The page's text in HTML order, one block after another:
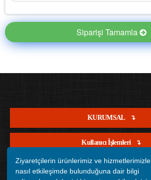
Ziyaretçilerin ürünlerimiz ve hizmetlerimizle
nasıl etkileşimde bulunduğuna dair bilgi
Siparişi Tamamla
KURUMSAL
Kullanıcı İşlemleri
Satış İşlemleri